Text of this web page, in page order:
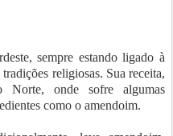
sempre estando ligado à
religiosas. Sua receita,
Norte, onde sofre algumas
como o amendoim.